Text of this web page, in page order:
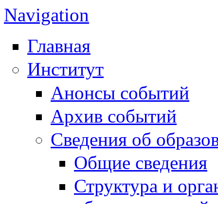
Navigation
Главная
Институт
Анонсы событий
Архив событий
Сведения об
Общие сведения
Структура и